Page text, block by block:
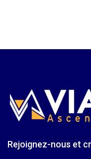
Rejoignez-nous et